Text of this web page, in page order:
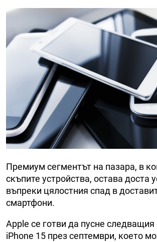
Премиум сегментът на пазара, в
скъпите устройства, остава доста
въпреки цялостния спад в
смартфони.
Apple се готви да пусне
iPhone 15 през септември, което